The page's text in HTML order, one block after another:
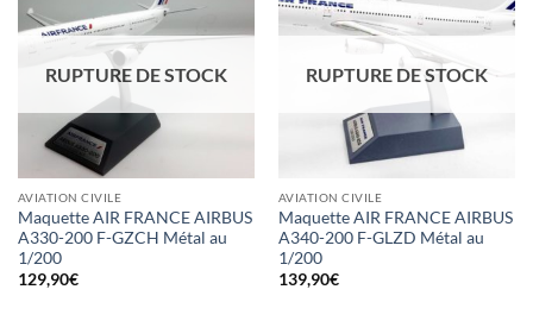
RUPTURE DE STOCK
AVIATION CIVILE
Maquette AIR FRANCE AIRBUS
A330-200 F-GZCH Métal au
1/200
129,90€
RUPTURE DE STOCK
AVIATION CIVILE
Maquette AIR FRANCE AIRBUS
A340-200 F-GLZD Métal au
1/200
139,90€